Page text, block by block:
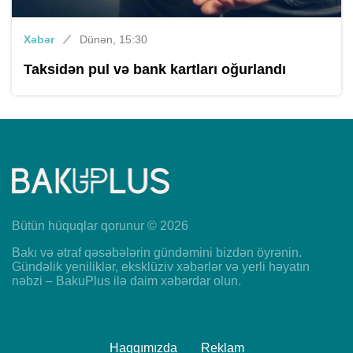
Xəbər Dünən, 15:30
Taksidən pul və bank kartları oğurlandı
Bütün hüquqlar qorunur © 2026
Bakı və ətraf qəsəbələrin gündəmini bizdən öyrənin.
Gündəlik yeniliklər, eksklüziv xəbərlər və yerli həyatın
nəbzi – BakuPlus ilə daim xəbərdar olun.
Haqqımızda Reklam